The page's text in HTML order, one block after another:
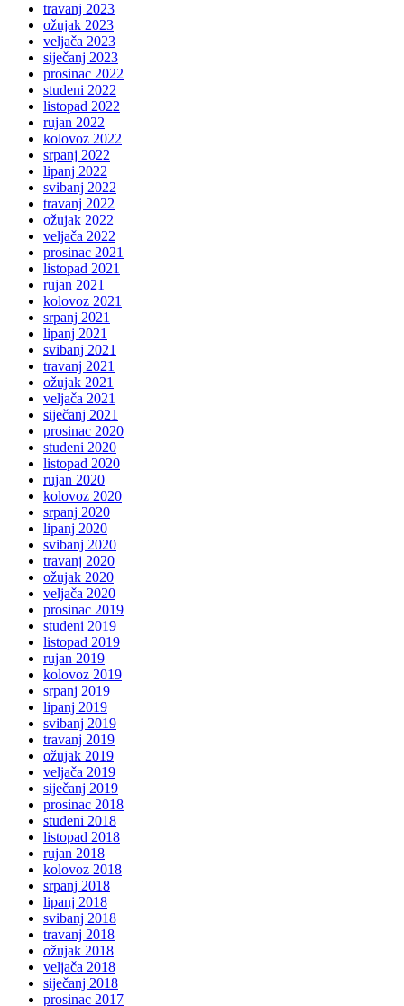
travanj 2023
ožujak 2023
veljača 2023
siječanj 2023
prosinac 2022
studeni 2022
listopad 2022
rujan 2022
kolovoz 2022
srpanj 2022
lipanj 2022
svibanj 2022
travanj 2022
ožujak 2022
veljača 2022
prosinac 2021
listopad 2021
rujan 2021
kolovoz 2021
srpanj 2021
lipanj 2021
svibanj 2021
travanj 2021
ožujak 2021
veljača 2021
siječanj 2021
prosinac 2020
studeni 2020
listopad 2020
rujan 2020
kolovoz 2020
srpanj 2020
lipanj 2020
svibanj 2020
travanj 2020
ožujak 2020
veljača 2020
prosinac 2019
studeni 2019
listopad 2019
rujan 2019
kolovoz 2019
srpanj 2019
lipanj 2019
svibanj 2019
travanj 2019
ožujak 2019
veljača 2019
siječanj 2019
prosinac 2018
studeni 2018
listopad 2018
rujan 2018
kolovoz 2018
srpanj 2018
lipanj 2018
svibanj 2018
travanj 2018
ožujak 2018
veljača 2018
siječanj 2018
prosinac 2017